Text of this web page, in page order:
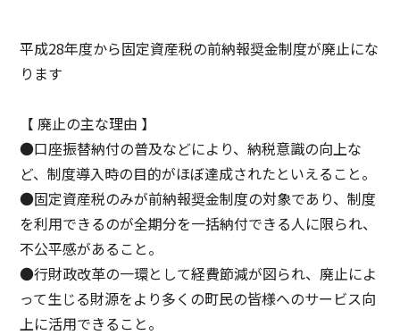
平成28年度から固定資産税の前納報奨金制度が廃止にな
ります
【 廃止の主な理由 】
●口座振替納付の普及などにより、納税意識の向上な
ど、制度導入時の目的がほぼ達成されたといえること。
●固定資産税のみが前納報奨金制度の対象であり、制度
を利用できるのが全期分を一括納付できる人に限られ、
不公平感があること。
●行財政改革の一環として経費節減が図られ、廃止によ
って生じる財源をより多くの町民の皆様へのサービス向
上に活用できること。